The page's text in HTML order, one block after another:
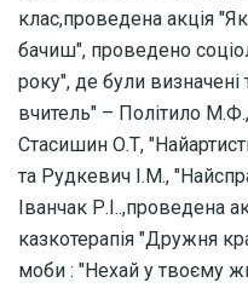
клас,проведена акція
бачиш", проведено
року", де були визначені
вчитель" – Політило
Стасишин О.Т,
та Рудкевич І.М.,
Іванчак Р.І..,проведена
казкотерапія "Дружня
моби : "Нехай у твоєму